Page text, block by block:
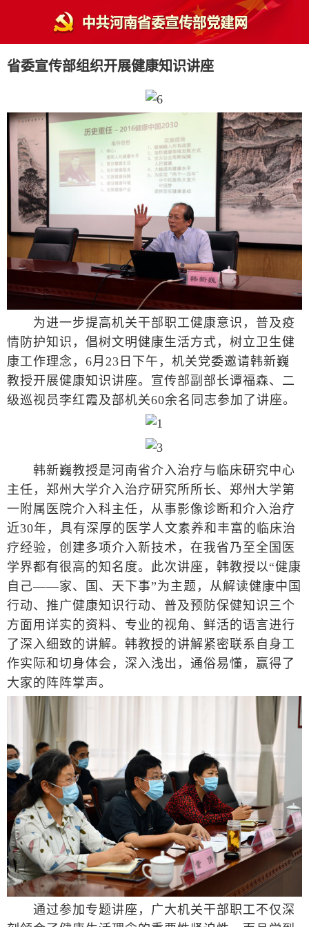
省委宣传部组织开展健康知识讲座
为进一步提高机关干部职工健康意识，普及疫
情防护知识，倡树文明健康生活方式，树立卫生健
康工作理念，6月23日下午，机关党委邀请韩新巍
教授开展健康知识讲座。宣传部副部长谭福森、二
级巡视员李红霞及部机关60余名同志参加了讲座。
韩新巍教授是河南省介入治疗与临床研究中心
主任，郑州大学介入治疗研究所所长、郑州大学第
一附属医院介入科主任，从事影像诊断和介入治疗
近30年，具有深厚的医学人文素养和丰富的临床治
疗经验，创建多项介入新技术，在我省乃至全国医
学界都有很高的知名度。此次讲座，韩教授以“健康
自己——家、国、天下事”为主题，从解读健康中国
行动、推广健康知识行动、普及预防保健知识三个
方面用详实的资料、专业的视角、鲜活的语言进行
了深入细致的讲解。韩教授的讲解紧密联系自身工
作实际和切身体会，深入浅出，通俗易懂，赢得了
大家的阵阵掌声。
通过参加专题讲座，广大机关干部职工不仅深